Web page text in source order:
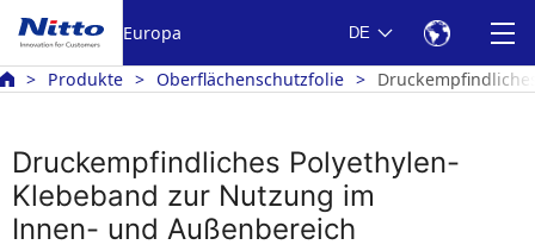
Europa DE
Produkte Oberflächenschutzfolie
Druckempfindliches Polyethylen-
Klebeband zur Nutzung im
Innen- und Außenbereich